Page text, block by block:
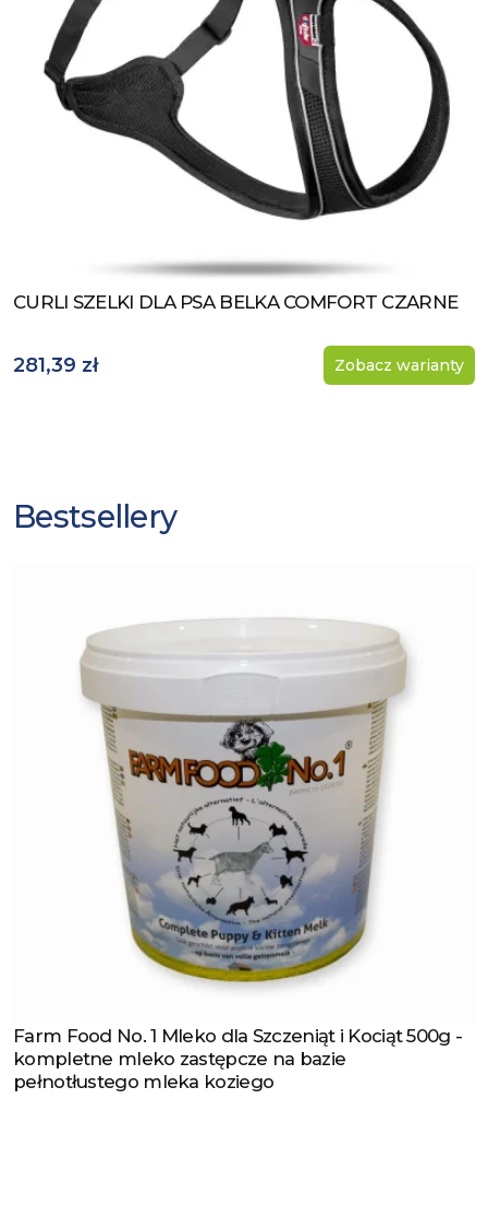
Zobacz produkt
CURLI SZELKI DLA PSA BELKA COMFORT CZARNE
281,39 zł Zobacz warianty
Bestsellery
Zobacz produkt
Farm Food No. 1 Mleko dla Szczeniąt i Kociąt 500g -
kompletne mleko zastępcze na bazie
pełnotłustego mleka koziego